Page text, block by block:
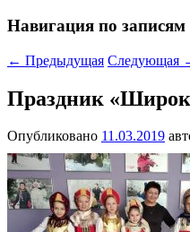
Навигация по записям
← Предыдущая Следующая
Праздник
Опубликовано 11.03.2019